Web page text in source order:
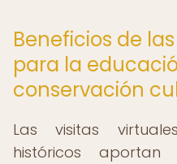
Beneficios de
para la
conservación
Las visitas
históricos aportan